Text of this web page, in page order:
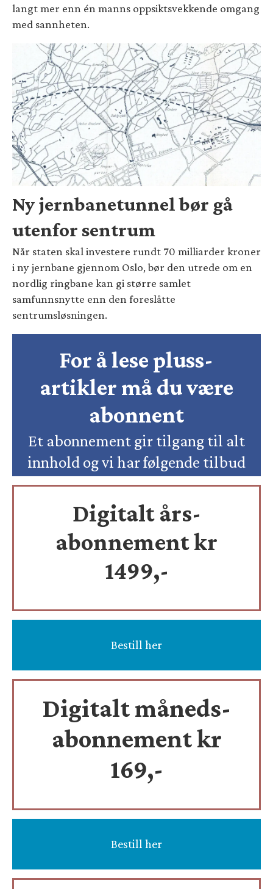
langt mer enn én manns oppsiktsvekkende omgang
med sannheten.
Ny jernbanetunnel bør gå
utenfor sentrum
Når staten skal investere rundt 70 milliarder kroner
i ny jernbane gjennom Oslo, bør den utrede om en
nordlig ringbane kan gi større samlet
samfunnsnytte enn den foreslåtte
sentrumsløsningen.
For å lese pluss-
artikler må du være
abonnent
Et abonnement gir tilgang til alt
innhold og vi har følgende tilbud
Digitalt års-
abonnement kr
1499,-
Bestill her
Digitalt måneds-
abonnement kr
169,-
Bestill her